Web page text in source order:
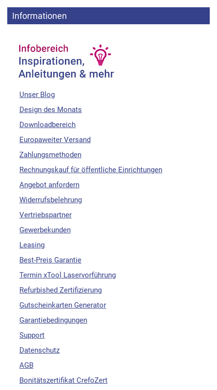
Informationen
Unser Blog
Design des Monats
Downloadbereich
Europaweiter Versand
Zahlungsmethoden
Rechnungskauf für öffentliche Einrichtungen
Angebot anfordern
Widerrufsbelehrung
Vertriebspartner
Gewerbekunden
Leasing
Best-Preis Garantie
Termin xTool Laservorführung
Refurbished Zertifizierung
Gutscheinkarten Generator
Garantiebedingungen
Support
Datenschutz
AGB
Bonitätszertifikat CrefoZert